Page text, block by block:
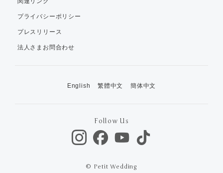
プライバシーポリシー
プレスリリース
法人さまお問合わせ
English 繁體中文 簡体中文
Follow Us
© Petit Wedding